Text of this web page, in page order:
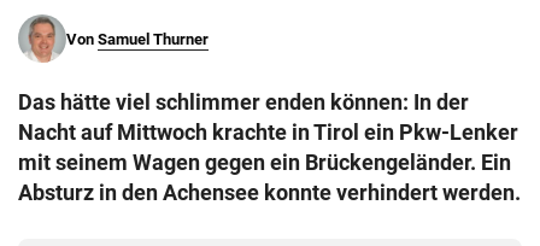
Von Samuel Thurner
Das hätte viel schlimmer enden können: In der
Nacht auf Mittwoch krachte in Tirol ein Pkw-Lenker
mit seinem Wagen gegen ein Brückengeländer. Ein
Absturz in den Achensee konnte verhindert werden.